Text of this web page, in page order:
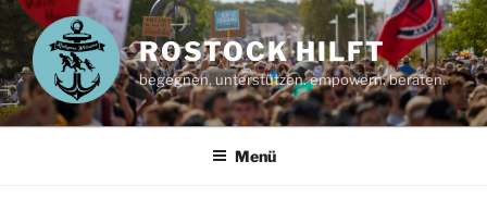
Zum
Inhalt
springen
ROSTOCK HILFT
begegnen. unterstützen. empowern. beraten.
Menü